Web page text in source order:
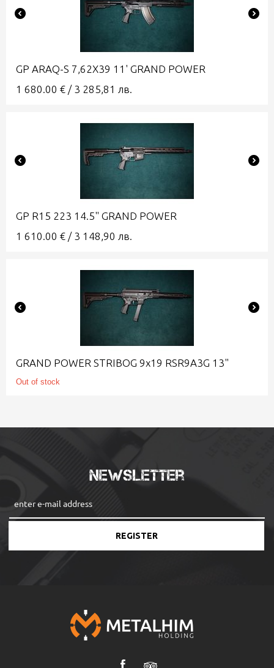
GP ARAQ-S 7,62X39 11' GRAND POWER
1 680.00 € / 3 285,81 лв.
GP R15 223 14.5" GRAND POWER
1 610.00 € / 3 148,90 лв.
GRAND POWER STRIBOG 9x19 RSR9A3G 13"
Out of stock
Newsletter
REGISTER